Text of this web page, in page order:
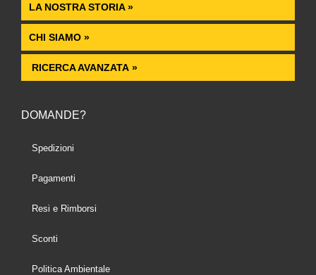
LA NOSTRA STORIA »
CHI SIAMO »
RICERCA AVANZATA »
DOMANDE?
Spedizioni
Pagamenti
Resi e Rimborsi
Sconti
Politica Ambientale